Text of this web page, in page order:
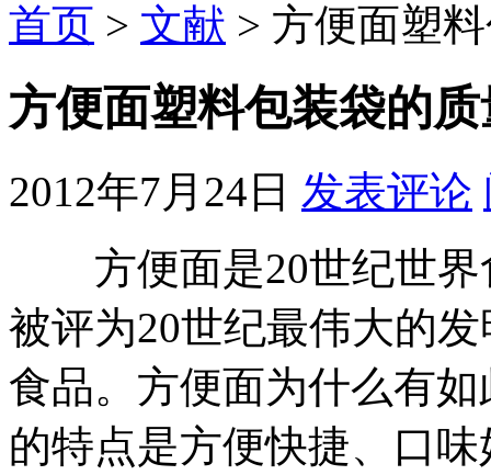
首页 > 文献 > 方便面塑
方便面塑料包装袋的
2012年7月24日 发表评论
方便面是20世纪世界
被评为20世纪最伟大的
食品。方便面为什么有
的特点是方便快捷、口